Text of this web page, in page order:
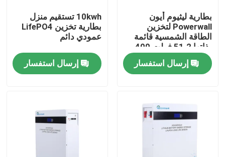
رقابة جودة
اتصل بنا
طاقة بطارية الطاقة الشمسية
بطارية محطة الطاقة المحمولة
بطارية ليثيوم أيون
Powerwall لتخزين
الطاقة الشمسية قائمة
بذاتها 51.2 فولت 400
أمبير
إرسال استفسار
10kwh تستقيم منزل
بطارية تخزين LifePO4
عمودي دائم
إرسال استفسار